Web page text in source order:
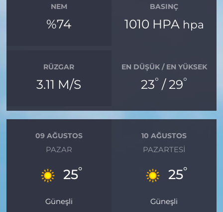
NEM
%74
BASINÇ
1010 HPA hpa
RÜZGAR
3.11 M/S
EN DÜŞÜK / EN YÜKSEK
23° / 29°
09 AĞUSTOS
PAZAR
25°
Güneşli
10 AĞUSTOS
PAZARTESI
25°
Güneşli